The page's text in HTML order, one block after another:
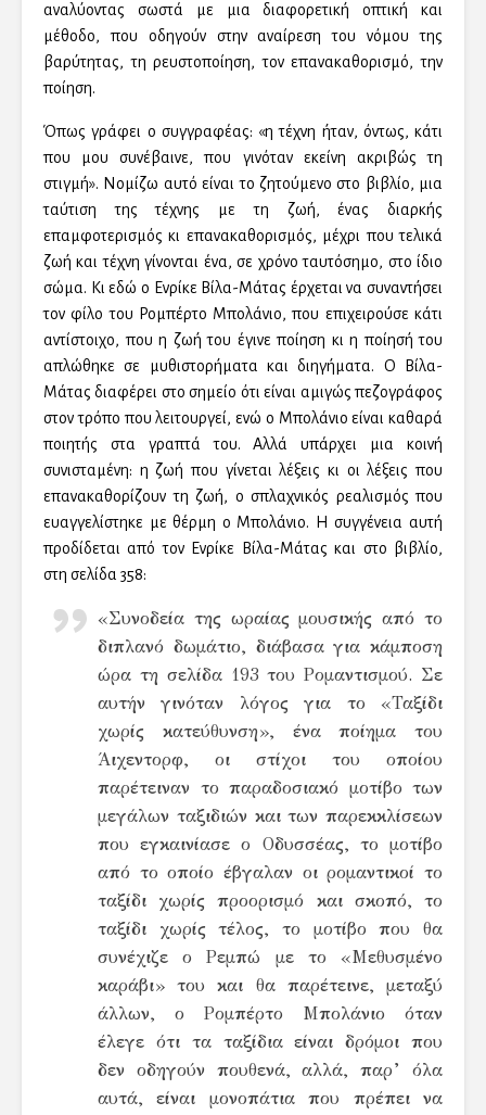
αναλύοντας σωστά με μια διαφορετική οπτική και
μέθοδο, που οδηγούν στην αναίρεση του νόμου της
βαρύτητας, τη ρευστοποίηση, τον επανακαθορισμό, την
ποίηση.
Όπως γράφει ο συγγραφέας: «η τέχνη ήταν, όντως, κάτι
που μου συνέβαινε, που γινόταν εκείνη ακριβώς τη
στιγμή». Νομίζω αυτό είναι το ζητούμενο στο βιβλίο, μια
ταύτιση της τέχνης με τη ζωή, ένας διαρκής
επαμφοτερισμός κι επανακαθορισμός, μέχρι που τελικά
ζωή και τέχνη γίνονται ένα, σε χρόνο ταυτόσημο, στο ίδιο
σώμα. Κι εδώ ο Ενρίκε Βίλα-Μάτας έρχεται να συναντήσει
τον φίλο του Ρομπέρτο Μπολάνιο, που επιχειρούσε κάτι
αντίστοιχο, που η ζωή του έγινε ποίηση κι η ποίησή του
απλώθηκε σε μυθιστορήματα και διηγήματα. Ο Βίλα-
Μάτας διαφέρει στο σημείο ότι είναι αμιγώς πεζογράφος
στον τρόπο που λειτουργεί, ενώ ο Μπολάνιο είναι καθαρά
ποιητής στα γραπτά του. Αλλά υπάρχει μια κοινή
συνισταμένη: η ζωή που γίνεται λέξεις κι οι λέξεις που
επανακαθορίζουν τη ζωή, ο σπλαχνικός ρεαλισμός που
ευαγγελίστηκε με θέρμη ο Μπολάνιο. Η συγγένεια αυτή
προδίδεται από τον Ενρίκε Βίλα-Μάτας και στο βιβλίο,
στη σελίδα 358:
«Συνοδεία της ωραίας μουσικής από το
διπλανό δωμάτιο, διάβασα για κάμποση
ώρα τη σελίδα 193 του Ρομαντισμού. Σε
αυτήν γινόταν λόγος για το «Ταξίδι
χωρίς κατεύθυνση», ένα ποίημα του
Άιχεντορφ, οι στίχοι του οποίου
παρέτειναν το παραδοσιακό μοτίβο των
μεγάλων ταξιδιών και των παρεκκλίσεων
που εγκαινίασε ο Οδυσσέας, το μοτίβο
από το οποίο έβγαλαν οι ρομαντικοί το
ταξίδι χωρίς προορισμό και σκοπό, το
ταξίδι χωρίς τέλος, το μοτίβο που θα
συνέχιζε ο Ρεμπώ με το «Μεθυσμένο
καράβι» του και θα παρέτεινε, μεταξύ
άλλων, ο Ρομπέρτο Μπολάνιο όταν
έλεγε ότι τα ταξίδια είναι δρόμοι που
δεν οδηγούν πουθενά, αλλά, παρ’ όλα
αυτά, είναι μονοπάτια που πρέπει να